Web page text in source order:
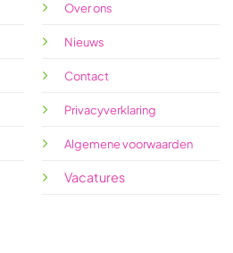
Over ons
Nieuws
Contact
Privacyverklaring
Algemene voorwaarden
Vacatures